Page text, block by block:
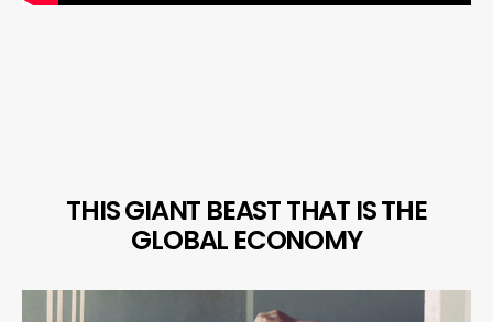
THIS GIANT BEAST THAT IS THE
GLOBAL ECONOMY